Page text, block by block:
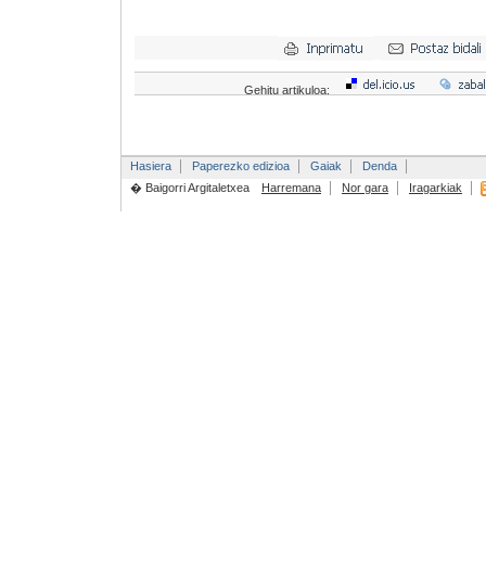
Gehitu artikuloa:
Hasiera Paperezko edizioa Gaiak
Denda
� Baigorri Argitaletxea
Harremana Nor gara Iragarkiak